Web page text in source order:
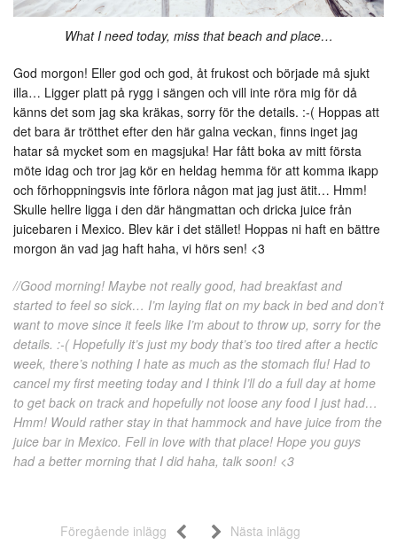
What I need today, miss that beach and place…
God morgon! Eller god och god, åt frukost och började må sjukt
illa… Ligger platt på rygg i sängen och vill inte röra mig för då
känns det som jag ska kräkas, sorry för the details. :-( Hoppas att
det bara är trötthet efter den här galna veckan, finns inget jag
hatar så mycket som en magsjuka! Har fått boka av mitt första
möte idag och tror jag kör en heldag hemma för att komma ikapp
och förhoppningsvis inte förlora någon mat jag just ätit… Hmm!
Skulle hellre ligga i den där hängmattan och dricka juice från
juicebaren i Mexico. Blev kär i det stället! Hoppas ni haft en bättre
morgon än vad jag haft haha, vi hörs sen! <3
//Good morning! Maybe not really good, had breakfast and
started to feel so sick… I’m laying flat on my back in bed and don’t
want to move since it feels like I’m about to throw up, sorry for the
details. :-( Hopefully it’s just my body that’s too tired after a hectic
week, there’s nothing I hate as much as the stomach flu! Had to
cancel my first meeting today and I think I’ll do a full day at home
to get back on track and hopefully not loose any food I just had…
Hmm! Would rather stay in that hammock and have juice from the
juice bar in Mexico. Fell in love with that place! Hope you guys
had a better morning that I did haha, talk soon! <3
Föregående inlägg Nästa inlägg